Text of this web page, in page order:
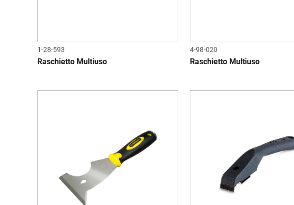
1-28-593
Raschietto Multiuso
4-98-020
Raschietto Multiuso